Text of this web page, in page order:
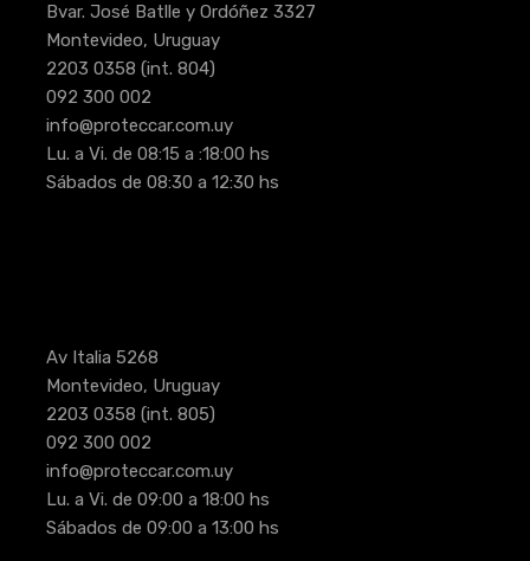
Bvar. José Batlle y Ordóñez 3327
Montevideo, Uruguay
2203 0358 (int. 804)
092 300 002
info@proteccar.com.uy
Lu. a Vi. de 08:15 a :18:00 hs
Sábados de 08:30 a 12:30 hs
Av Italia 5268
Montevideo, Uruguay
2203 0358 (int. 805)
092 300 002
info@proteccar.com.uy
Lu. a Vi. de 09:00 a 18:00 hs
Sábados de 09:00 a 13:00 hs